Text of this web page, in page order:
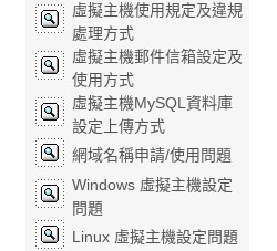
虛擬主機使用規定及違規
處理方式
虛擬主機郵件信箱設定及
使用方式
虛擬主機MySQL資料庫
設定上傳方式
網域名稱申請/使用問題
Windows 虛擬主機設定
問題
Linux 虛擬主機設定問題